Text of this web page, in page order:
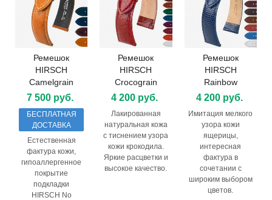
Ремешок
HIRSCH
Camelgrain
7 500 руб.
БЕСПЛАТНАЯ
ДОСТАВКА
Естественная
фактура кожи,
гипоаллергенное
покрытие
подкладки
HIRSCH No
Ремешок
HIRSCH
Crocograin
4 200 руб.
Лакированная
натуральная кожа
с тиснением узора
кожи крокодила.
Яркие расцветки и
высокое качество.
Ремешок
HIRSCH
Rainbow
4 200 руб.
Имитация мелкого
узора кожи
ящерицы,
интересная
фактура в
сочетании с
широким выбором
цветов.